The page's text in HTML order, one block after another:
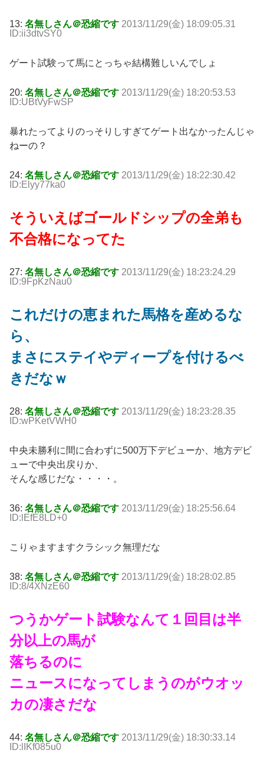
13: 名無しさん＠恐縮です 2013/11/29(金) 18:09:05.31
ID:ii3dtvSY0
ゲート試験って馬にとっちゃ結構難しいんでしょ
20: 名無しさん＠恐縮です 2013/11/29(金) 18:20:53.53
ID:UBtVyFwSP
暴れたってよりのっそりしすぎてゲート出なかったんじゃ
ねーの？
24: 名無しさん＠恐縮です 2013/11/29(金) 18:22:30.42
ID:Elyy77ka0
そういえばゴールドシップの全弟も
不合格になってた
27: 名無しさん＠恐縮です 2013/11/29(金) 18:23:24.29
ID:9FpKzNau0
これだけの恵まれた馬格を産めるな
ら、
まさにステイやディープを付けるべ
きだなｗ
28: 名無しさん＠恐縮です 2013/11/29(金) 18:23:28.35
ID:wPKetVWH0
中央未勝利に間に合わずに500万下デビューか、地方デビ
ューで中央出戻りか、
そんな感じだな・・・・。
36: 名無しさん＠恐縮です 2013/11/29(金) 18:25:56.64
ID:lEfE8LD+0
こりゃますますクラシック無理だな
38: 名無しさん＠恐縮です 2013/11/29(金) 18:28:02.85
ID:8/4XNzE60
つうかゲート試験なんて１回目は半
分以上の馬が
落ちるのに
ニュースになってしまうのがウオッ
カの凄さだな
44: 名無しさん＠恐縮です 2013/11/29(金) 18:30:33.14
ID:lIKf085u0